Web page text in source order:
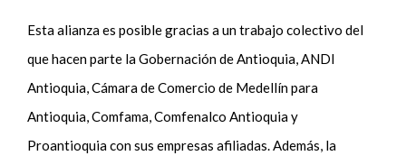
Esta alianza es posible gracias a un trabajo colectivo del
que hacen parte la Gobernación de Antioquia, ANDI
Antioquia, Cámara de Comercio de Medellín para
Antioquia, Comfama, Comfenalco Antioquia y
Proantioquia con sus empresas afiliadas. Además, la